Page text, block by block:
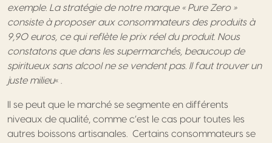
exemple. La stratégie de notre marque « Pure Zero »
consiste à proposer aux consommateurs des produits à
9,90 euros, ce qui reflète le prix réel du produit. Nous
constatons que dans les supermarchés, beaucoup de
spiritueux sans alcool ne se vendent pas. Il faut trouver un
juste milieu« .
Il se peut que le marché se segmente en différents
niveaux de qualité, comme c’est le cas pour toutes les
autres boissons artisanales. Certains consommateurs se